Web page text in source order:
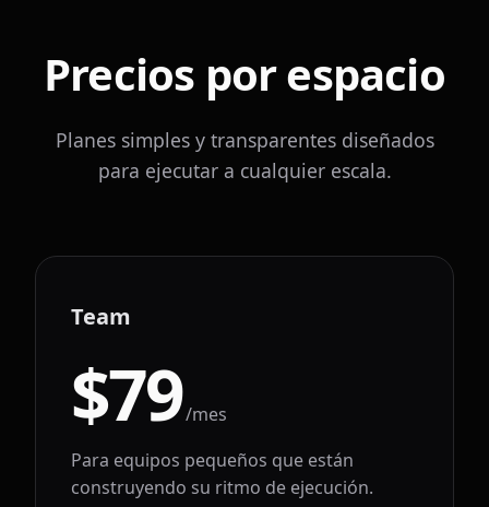
Precios por espacio
Planes simples y transparentes diseñados
para ejecutar a cualquier escala.
Team
$79/mes
Para equipos pequeños que están
construyendo su ritmo de ejecución.